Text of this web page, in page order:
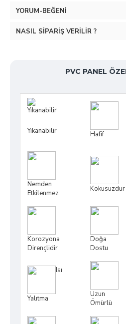
YORUM-BEĞENI
NASIL SIPARIŞ VERILIR ?
PVC PANEL
Yıkanabilir Hafif
Nemden
Etkilenmez
Kokusuzdur
Korozyona
Dirençlidir
Doğa
Dostu
Isı
Yalıtma
Uzun
Ömürlü